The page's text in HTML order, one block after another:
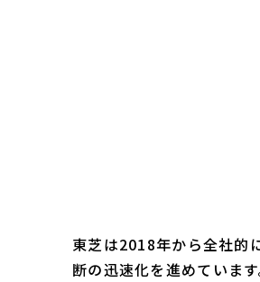
東芝は2018年から全社的
断の迅速化を進めていま